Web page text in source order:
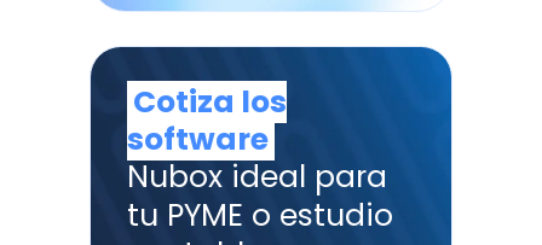
Cotiza los
software
Nubox ideal para
tu PYME o estudio